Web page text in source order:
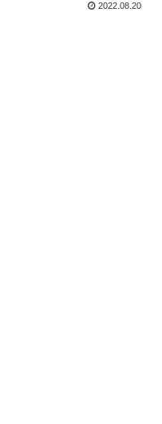
2022.08.20